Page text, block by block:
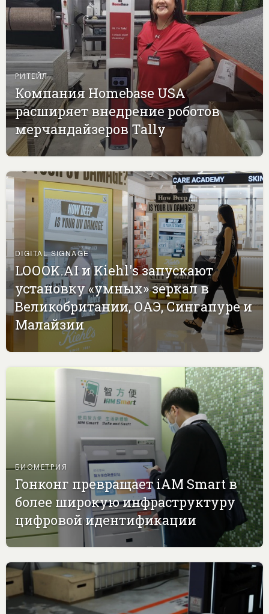
РИТЕЙЛ
Компания Homebase USA
расширяет внедрение роботов
мерчандайзеров Tally
DIGITAL SIGNAGE
LOOOK.AI и Kiehl's запускают
установку «умных» зеркал в
Великобритании, ОАЭ, Сингапуре и
Малайзии
БИОМЕТРИЯ
Гонконг превращает iAM Smart в
более широкую инфраструктуру
цифровой идентификации